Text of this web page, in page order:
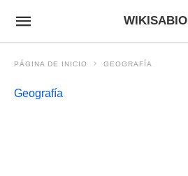
WIKISABIO
PÁGINA DE INICIO GEOGRAFÍA
Geografía